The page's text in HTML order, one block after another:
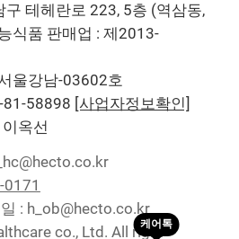
구 테헤란로 223, 5층 (역삼동,
식품 판매업 : 제2013-
울강남-03602호
81-58898 [사업자정보확인]
옥선
: h_ob@hecto.co.kr
co., Ltd. All right